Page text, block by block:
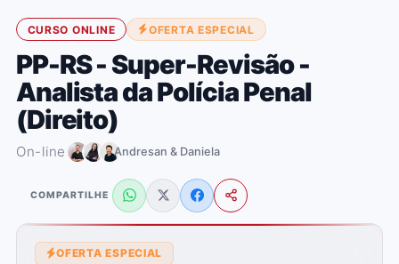
CURSO ONLINE OFERTA ESPECIAL
PP-RS - Super-Revisão -
Analista da Polícia Penal
(Direito)
On-line Andresan & Daniela
COMPARTILHE
OFERTA ESPECIAL